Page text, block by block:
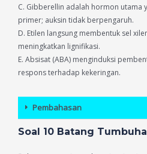
C. Gibberellin adalah hormon utama
primer; auksin tidak berpengaruh.
D. Etilen langsung membentuk sel
meningkatkan lignifikasi.
E. Absisat (ABA) menginduksi
respons terhadap kekeringan.
Pembahasan
Soal 10 Batang